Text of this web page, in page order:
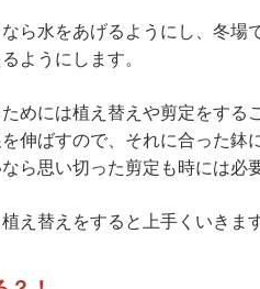
ら水をあげるようにし、冬場
ようにします。
めには植え替えや剪定をする
伸ばすので、それに合った鉢
ら思い切った剪定も時には必
え替えをすると上手くいきま